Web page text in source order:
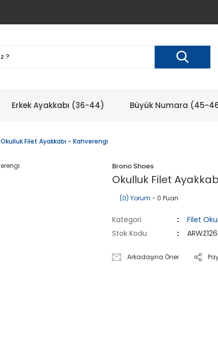
Erkek Ayakkabı (36-44) Büyük Numara (45-
Okulluk Filet Ayakkabı - Kahverengi
Brono Shoes
Okulluk Filet
(0) Yorum - 0 Puan
Kategori
Filet
Stok Kodu
Arkadaşına Öner